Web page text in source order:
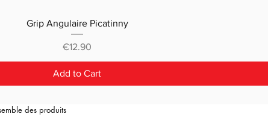
Grip Angulaire Picatinny
Price
€12.90
Add to Cart
des produits